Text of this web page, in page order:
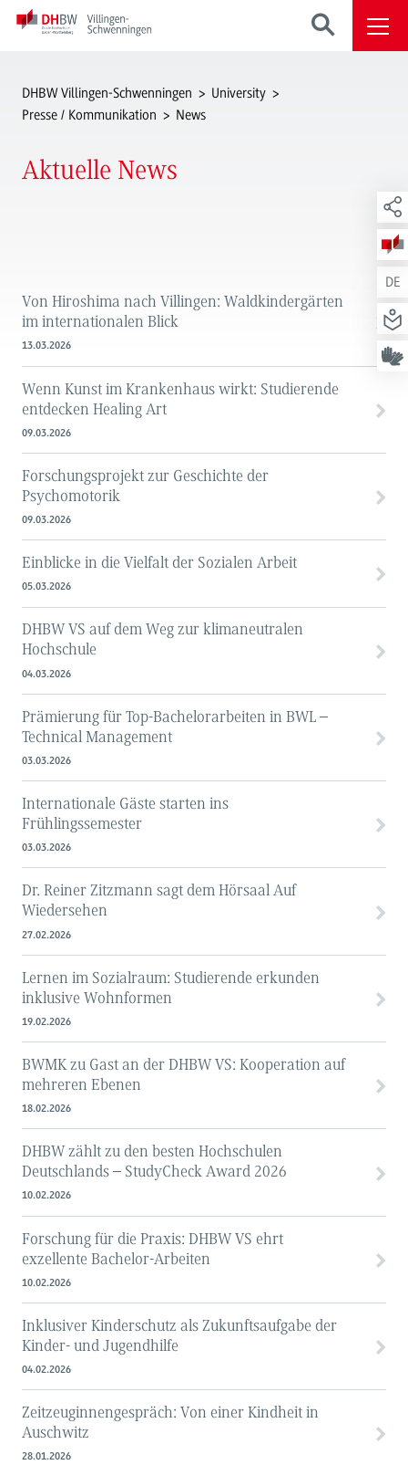
DE
DHBW Villingen-Schwenningen
University
Presse / Kommunikation
News
Aktuelle News
13.03.2026
Von Hiroshima nach Villingen: Waldkindergärten
im internationalen Blick
09.03.2026
Wenn Kunst im Krankenhaus wirkt: Studierende
entdecken Healing Art
09.03.2026
Forschungsprojekt zur Geschichte der
Psychomotorik
05.03.2026
Einblicke in die Vielfalt der Sozialen Arbeit
04.03.2026
DHBW VS auf dem Weg zur klimaneutralen
Hochschule
03.03.2026
Prämierung für Top-Bachelorarbeiten in BWL –
Technical Management
03.03.2026
Internationale Gäste starten ins
Frühlingssemester
27.02.2026
Dr. Reiner Zitzmann sagt dem Hörsaal Auf
Wiedersehen
19.02.2026
Lernen im Sozialraum: Studierende erkunden
inklusive Wohnformen
18.02.2026
BWMK zu Gast an der DHBW VS: Kooperation auf
mehreren Ebenen
10.02.2026
DHBW zählt zu den besten Hochschulen
Deutschlands – StudyCheck Award 2026
10.02.2026
Forschung für die Praxis: DHBW VS ehrt
exzellente Bachelor-Arbeiten
04.02.2026
Inklusiver Kinderschutz als Zukunftsaufgabe der
Kinder- und Jugendhilfe
28.01.2026
Zeitzeuginnengespräch: Von einer Kindheit in
Auschwitz